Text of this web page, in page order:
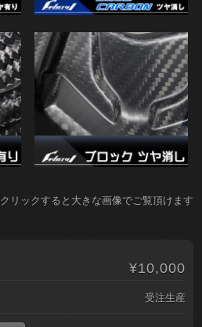
クリックすると大きな画像でご覧頂けます
¥10,000
受注生産